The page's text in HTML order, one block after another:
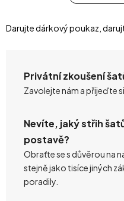
Darujte dárkový poukaz,
Privátní zkoušení
Zavolejte nám a přijeďte
Nevíte, jaký střih
postavě?
Obraťte se s důvěrou na
stejně jako tisíce jiných
poradily.